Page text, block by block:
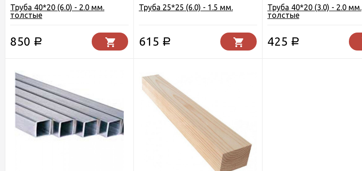
Труба 40*20 (6.0) - 2.0 мм.
толстые
850 Р
Труба 25*25 (6.0) - 1.5 мм.
615 Р
Труба 40*20 (3.0) - 2.0 мм.
толстые
425 Р